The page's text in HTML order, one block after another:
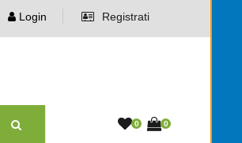
Login Registrati
0 0